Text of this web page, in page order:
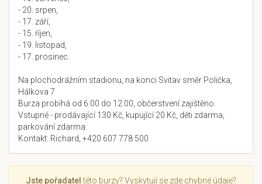
- 20. srpen,
- 17. září,
- 15. říjen,
- 19. listopad,
- 17. prosinec.
Na plochodrážním stadionu, na konci Svitav směr Polička,
Hálkova 7
Burza probíhá od 6:00 do 12:00, občerstvení zajištěno.
Vstupné - prodávající 130 Kč, kupující 20 Kč, děti zdarma,
parkování zdarma.
Kontakt: Richard, +420 607 778 500
Jste pořadatel této burzy? Vyskytují se zde chybné údaje?